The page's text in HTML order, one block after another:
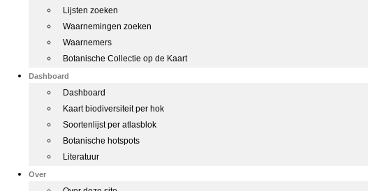
Lijsten zoeken
Waarnemingen zoeken
Waarnemers
Botanische Collectie op de Kaart
Dashboard
Dashboard
Kaart biodiversiteit per hok
Soortenlijst per atlasblok
Botanische hotspots
Literatuur
Over